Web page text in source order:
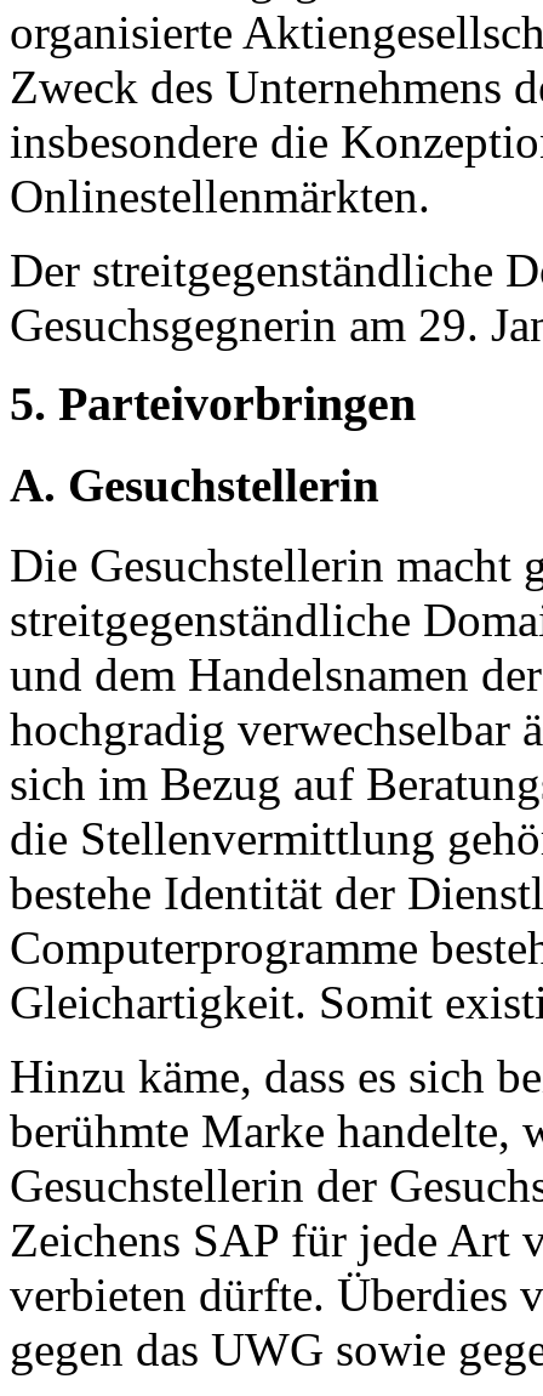
organisierte
Zweck des Unternehmens
insbesondere die
Onlinestellenmärkten.
Der streitgegenständliche
Gesuchsgegnerin am 29.
5. Parteivorbringen
A. Gesuchstellerin
Die Gesuchstellerin macht
streitgegenständliche
und dem Handelsnamen
hochgradig verwechselbar
sich im Bezug auf
die Stellenvermittlung
bestehe Identität der
Computerprogramme
Gleichartigkeit. Somit
Hinzu käme, dass es sich
berühmte Marke handelte,
Gesuchstellerin der
Zeichens SAP für jede Art
verbieten dürfte. Überdies
gegen das UWG sowie